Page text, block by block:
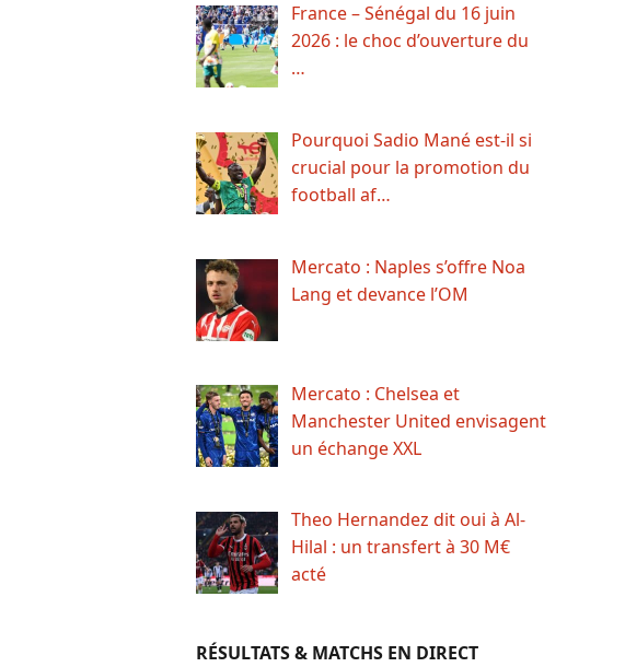
France – Sénégal du 16 juin
2026 : le choc d’ouverture du
…
Pourquoi Sadio Mané est-il si
crucial pour la promotion du
football af…
Mercato : Naples s’offre Noa
Lang et devance l’OM
Mercato : Chelsea et
Manchester United envisagent
un échange XXL
Theo Hernandez dit oui à Al-
Hilal : un transfert à 30 M€
acté
RÉSULTATS & MATCHS EN DIRECT